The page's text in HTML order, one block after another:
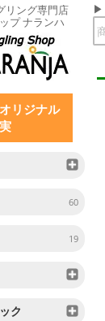
リング専門店
プ ナランハ
リジナル
60
19
ク